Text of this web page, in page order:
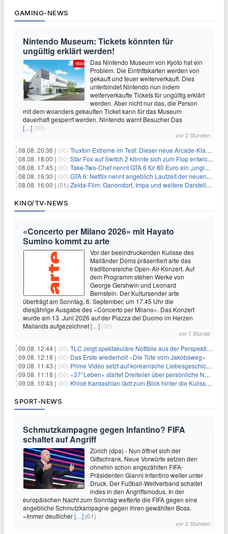
GAMING-NEWS
Nintendo Museum: Tickets könnten für
ungültig erklärt werden!
Das Nintendo Museum von Kyoto hat ein
Problem. Die Eintrittskarten werden von
gekauft und teuer weiterverkauft. Dies
unterbindet Nintendo nun indem
weiterverkaufte Tickets für ungültig erklärt
werden. Aber nicht nur das, die Person
mit dem woanders gekauften Ticket kann für das Museum
dauerhaft gesperrt werden. Nintendo warnt Besucher Das
[…] (00)
vor 2 Stunden
08.08. 20:36 | (00) Truxton Extreme im Test: Dieser neue Arcade-Klassiker verzeiht dir gar nichts
08.08. 18:00 | (00) Star Fox auf Switch 2 könnte sich zum Flop entwickeln
08.08. 17:45 | (00) Take-Two-Chef nennt GTA 6 für 80 Euro ein „unglaubliches Schnäppchen“
08.08. 16:30 | (00) GTA 6: Netflix nennt angeblich Laufzeit der neuen Gameplay-Präsentation
08.08. 16:00 | (01) Zelda-Film: Ganondorf, Impa und weitere Darsteller sollen feststehen
KINO/TV-NEWS
«Concerto per Milano 2026» mit Hayato
Sumino kommt zu arte
Vor der beeindruckenden Kulisse des
Mailänder Doms präsentiert arte das
traditionsreiche Open-Air-Konzert. Auf
dem Programm stehen Werke von
George Gershwin und Leonard
Bernstein. Der Kultursender arte
überträgt am Sonntag, 6. September, um 17.45 Uhr die
diesjährige Ausgabe des «Concerto per Milano». Das Konzert
wurde am 13. Juni 2026 auf der Piazza del Duomo im Herzen
Mailands aufgezeichnet[…] (00)
vor 1 Stunde
09.08. 12:44 | (00) TLC zeigt spektakuläre Notfälle aus der Perspektive der Patienten
09.08. 12:18 | (00) Das Erste wiederholt «Die Tote vom Jakobsweg»
09.08. 11:43 | (00) Prime Video setzt auf koreanische Liebesgeschichte
09.08. 11:18 | (00) «37°Leben» startet Dreiteiler über persönliche Neuanfänge
09.08. 10:43 | (00) Khloé Kardashian lädt zum Blick hinter die Kulissen ihres Freundeskreises
SPORT-NEWS
Schmutzkampagne gegen Infantino? FIFA
schaltet auf Angriff
Zürich (dpa) - Nun öffnet sich der
Giftschrank. Neue Vorwürfe setzen den
ohnehin schon angezählten FIFA-
Präsidenten Gianni Infantino weiter unter
Druck. Der Fußball-Weltverband schaltet
indes in den Angriffsmodus. In der
europäischen Nacht zum Sonntag wetterte die FIFA gegen eine
angebliche Schmutzkampagne gegen ihren gewählten Boss.
«Immer deutlicher[…] (01)
vor 2 Stunden